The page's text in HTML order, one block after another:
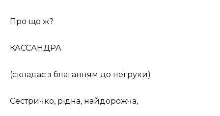
Про що ж?
КАССАНДРА
(складає з благанням до неї руки)
Сестричко, рідна, найдорожча,